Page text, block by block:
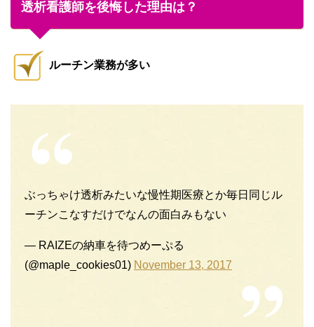
透析看護師を後悔した理由は？
ルーチン業務が多い
ぶっちゃけ透析みたいな慢性期医療とか毎日同じル
ーチンこなすだけでなんの面白みもない
— RAIZEの納車を待つめーぷる
(@maple_cookies01) November 13, 2017